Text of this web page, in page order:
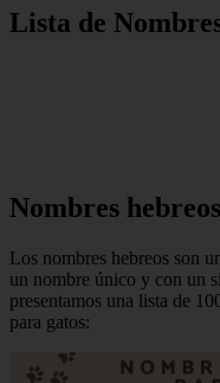
Lista de
Nombres
Los nombres hebreos son
un nombre único y con un
presentamos una lista de
para gatos: